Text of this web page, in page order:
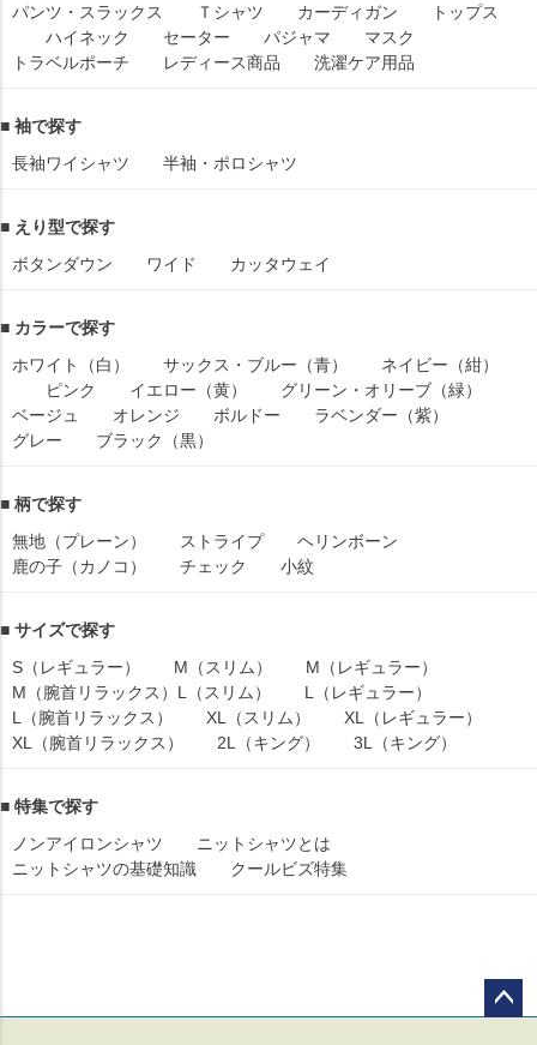
パンツ・スラックス
Ｔシャツ カーディガン
トップス
ハイネック
セーター パジャマ
マスク
トラベルポーチ
レディース商品 洗濯ケア用品
■ 袖で探す
長袖ワイシャツ
半袖・ポロシャツ
■ えり型で探す
ボタンダウン
ワイド カッタウェイ
■ カラーで探す
ホワイト（白）
サックス・ブルー（青）
ネイビー（紺）
ピンク
イエロー（黄）
グリーン・オリーブ（緑）
ベージュ
オレンジ ボルドー
ラベンダー（紫）
グレー
ブラック（黒）
■ 柄で探す
無地（プレーン）
ストライプ
ヘリンボーン
鹿の子（カノコ）
チェック 小紋
■ サイズで探す
S（レギュラー）
M（スリム）
M（レギュラー）
M（腕首リラックス） L（スリム）
L（レギュラー）
L（腕首リラックス）
XL（スリム）
XL（レギュラー）
XL（腕首リラックス）
2L（キング） 3L（キング）
■ 特集で探す
ノンアイロンシャツ
ニットシャツとは
ニットシャツの基礎知識
クールビズ特集